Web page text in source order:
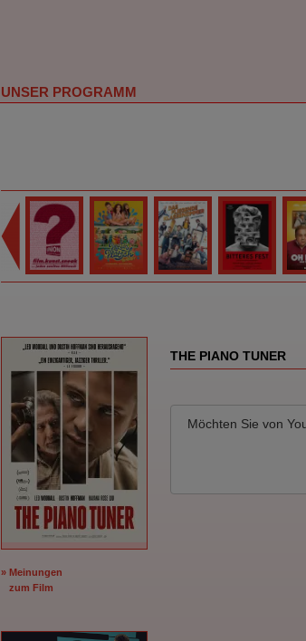
UNSER PROGRAMM
» Meinungen
zum Film
THE PIANO TUNER
Möchten Sie von